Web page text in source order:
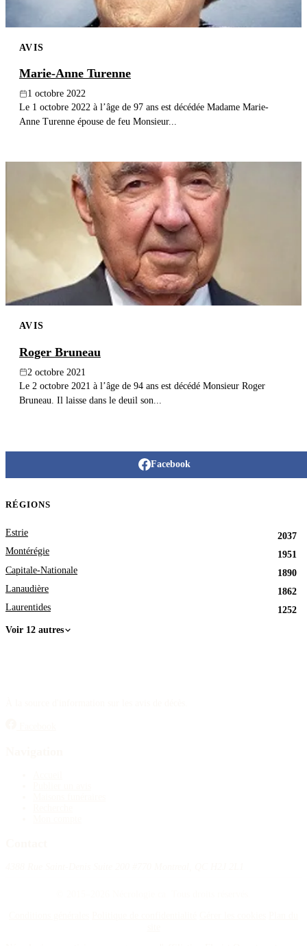
AVIS
Marie-Anne Turenne
1 octobre 2022
Le 1 octobre 2022 à l’âge de 97 ans est décédée Madame Marie-
Anne Turenne épouse de feu Monsieur...
AVIS
Roger Bruneau
2 octobre 2021
Le 2 octobre 2021 à l’âge de 94 ans est décédé Monsieur Roger
Bruneau. Il laisse dans le deuil son...
Facebook
RÉGIONS
Estrie
2037
Montérégie
1951
Capitale-Nationale
1890
Lanaudière
1862
Laurentides
1252
Voir 12 autres